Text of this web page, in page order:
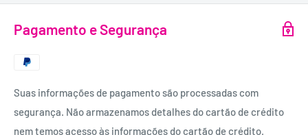
Pagamento e Segurança
Suas informações de pagamento são processadas com
segurança. Não armazenamos detalhes do cartão de crédito
nem temos acesso às informações do cartão de crédito.